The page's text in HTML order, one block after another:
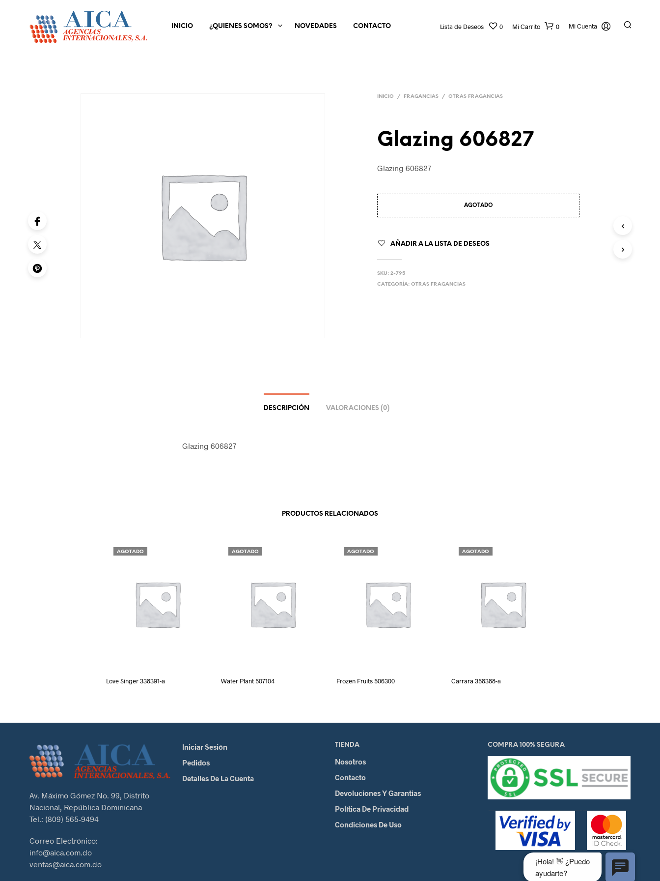
Lista de Deseos 0 Mi Carrito 0 Mi Cuenta
INICIO ¿QUIENES SOMOS? NOVEDADES CONTACTO
INICIO / FRAGANCIAS / OTRAS FRAGANCIAS
Glazing 606827
Glazing 606827
AGOTADO
AÑADIR A LA LISTA DE DESEOS
SKU:2-795
CATEGORÍA:OTRAS FRAGANCIAS
DESCRIPCIÓN VALORACIONES (0)
Glazing 606827
PRODUCTOS RELACIONADOS
AGOTADO
Love Singer 338391-a
AGOTADO
Water Plant 507104
AGOTADO
Frozen Fruits 506300
AGOTADO
Carrara 358388-a
Av. Máximo Gómez No. 99, Distrito
Nacional, República Dominicana
Tel.: (809) 565-9494
Correo Electrónico:
info@aica.com.do
ventas@aica.com.do
Iniciar Sesión
Pedidos
Detalles De La Cuenta
TIENDA
Nosotros
Contacto
Devoluciones Y Garantias
Política De Privacidad
Condiciones De Uso
COMPRA 100% SEGURA